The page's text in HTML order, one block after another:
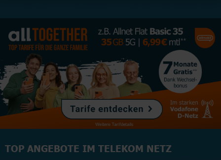
TOP ANGEBOTE IM TELEKOM NETZ